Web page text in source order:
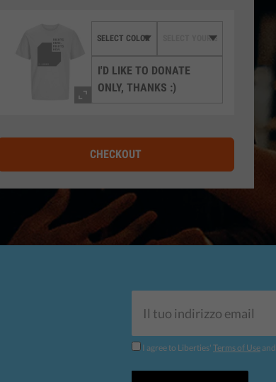
I'D LIKE TO DONATE
ONLY, THANKS :)
CHECKOUT
I agree to Liberties' Terms of Use and